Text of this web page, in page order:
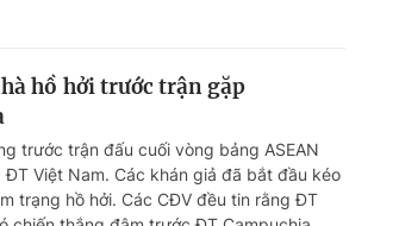
hồ hởi trước trận gặp
trước trận đấu cuối vòng bảng ASEAN
ĐT Việt Nam. Các khán giả đã bắt đầu kéo
trạng hồ hởi. Các CĐV đều tin rằng ĐT